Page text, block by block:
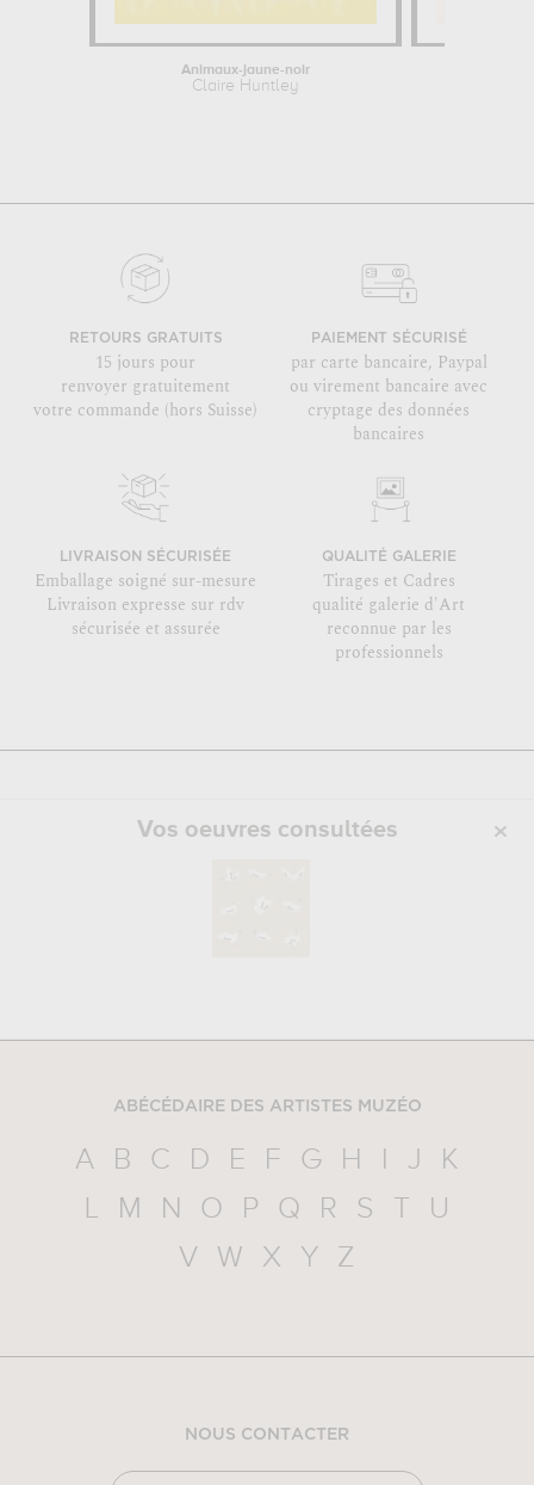
Animaux-jaune-noir
Claire Huntley
RETOURS GRATUITS
15 jours pour
renvoyer gratuitement
votre commande (hors Suisse)
PAIEMENT SÉCURISÉ
par carte bancaire, Paypal
ou virement bancaire avec
cryptage des données
bancaires
LIVRAISON SÉCURISÉE
Emballage soigné sur-mesure
Livraison expresse sur rdv
sécurisée et assurée
QUALITÉ GALERIE
Tirages et Cadres
qualité galerie d'Art
reconnue par les
professionnels
Vos oeuvres consultées
ABÉCÉDAIRE DES ARTISTES MUZÉO
A B C D E F G H I J
K
L
M N O P Q R S T
U
V
W X Y Z
NOUS CONTACTER